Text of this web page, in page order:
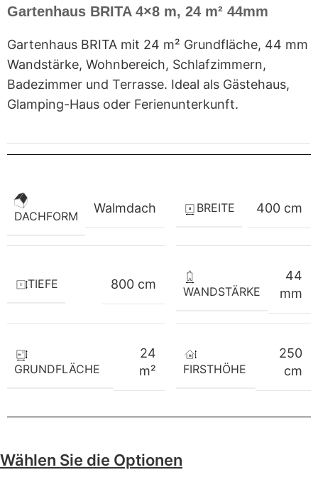
Gartenhaus BRITA 4×8 m, 24 m² 44mm
Gartenhaus BRITA mit 24 m² Grundfläche, 44 mm
Wandstärke, Wohnbereich, Schlafzimmern,
Badezimmer und Terrasse. Ideal als Gästehaus,
Glamping-Haus oder Ferienunterkunft.
DACHFORM
Walmdach BREITE 400 cm
TIEFE 800 cm
WANDSTÄRKE
44
mm
GRUNDFLÄCHE
24
m²
FIRSTHÖHE
250
cm
Wählen Sie die Optionen